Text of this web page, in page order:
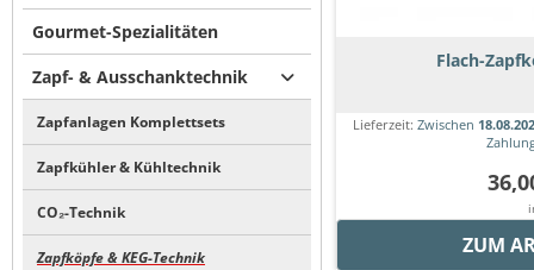
Flach-
Lieferzeit:Zwischen
ZUM
Gourmet-Spezialitäten
Zapf- & Ausschanktechnik
Zapfanlagen Komplettsets
Zapfkühler & Kühltechnik
CO₂-Technik
Zapfköpfe & KEG-Technik